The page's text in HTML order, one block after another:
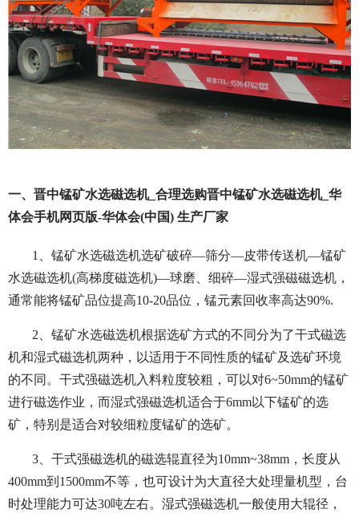
一、晋中锰矿水选磁选机_合理选购晋中锰矿水选磁选机_华
体会手机网页版-华体会(中国) 生产厂家
1、锰矿水选磁选机选矿破碎—筛分—皮带传送机—锰矿
水选磁选机(高梯度磁选机)—球磨、细碎—湿式强磁磁选机，
通常能将锰矿品位提高10-20品位，锰元素回收率高达90%.
2、锰矿水选磁选机根据选矿方式的不同分为了干式磁选
机和湿式磁选机两种，以适用于不同性质的锰矿及选矿环境
的不同。干式强磁选机入料粒度较粗，可以对6~50mm的锰矿
进行磁选作业，而湿式强磁选机适合于6mm以下锰矿的选
矿，特别是适合对较细粒度锰矿的选矿。
3、干式强磁选机的磁选辊直径为10mm~38mm，长度从
400mm到1500mm不等，也可设计为大直径大处理量机型，台
时处理能力可达30吨左右。湿式强磁选机一般使用大辊径，